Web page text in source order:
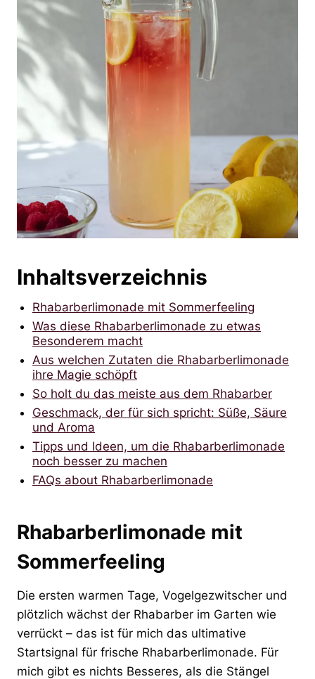
Inhaltsverzeichnis
Rhabarberlimonade mit Sommerfeeling
Was diese Rhabarberlimonade zu etwas
Besonderem macht
Aus welchen Zutaten die Rhabarberlimonade
ihre Magie schöpft
So holt du das meiste aus dem Rhabarber
Geschmack, der für sich spricht: Süße, Säure
und Aroma
Tipps und Ideen, um die Rhabarberlimonade
noch besser zu machen
FAQs about Rhabarberlimonade
Rhabarberlimonade mit
Sommerfeeling
Die ersten warmen Tage, Vogelgezwitscher und
plötzlich wächst der Rhabarber im Garten wie
verrückt – das ist für mich das ultimative
Startsignal für frische Rhabarberlimonade. Für
mich gibt es nichts Besseres, als die Stängel